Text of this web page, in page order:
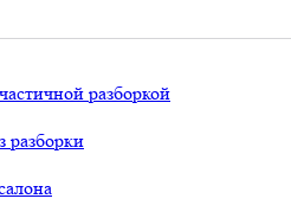
разборкой
разборки